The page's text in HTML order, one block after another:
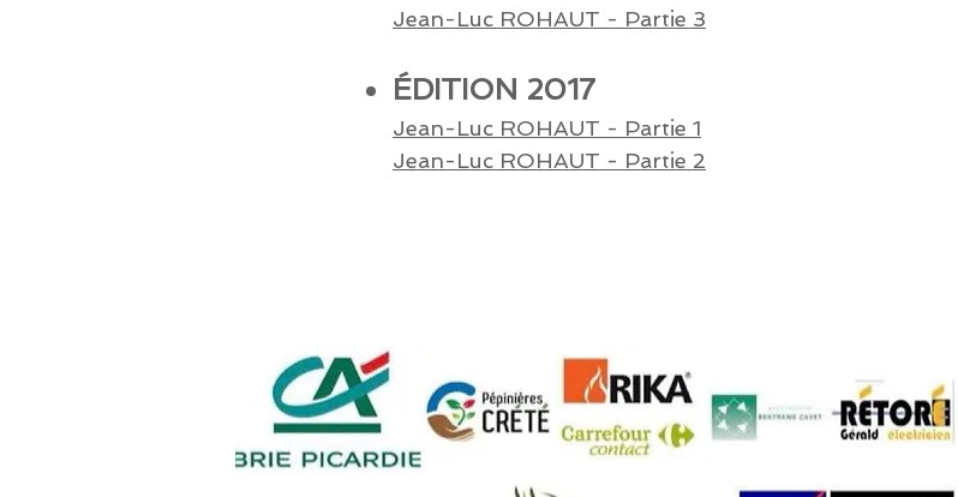
Jean-Luc ROHAUT - Partie 3
ÉDITION 2017
Jean-Luc ROHAUT - Partie 1
Jean-Luc ROHAUT - Partie 2